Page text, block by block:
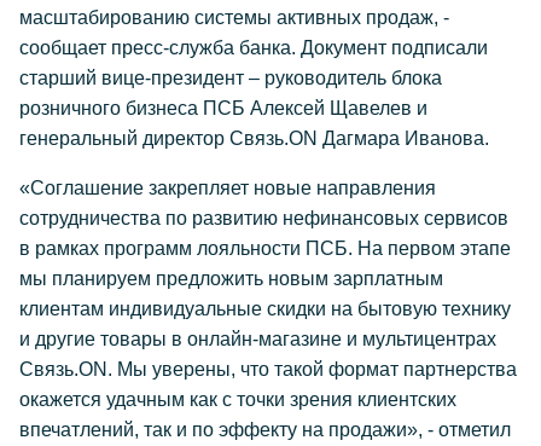
масштабированию системы активных продаж, -
сообщает пресс-служба банка. Документ подписали
старший вице-президент – руководитель блока
розничного бизнеса ПСБ Алексей Щавелев и
генеральный директор Связь.ON Дагмара Иванова.
«Соглашение закрепляет новые направления
сотрудничества по развитию нефинансовых сервисов
в рамках программ лояльности ПСБ. На первом этапе
мы планируем предложить новым зарплатным
клиентам индивидуальные скидки на бытовую технику
и другие товары в онлайн-магазине и мультицентрах
Связь.ON. Мы уверены, что такой формат партнерства
окажется удачным как с точки зрения клиентских
впечатлений, так и по эффекту на продажи», - отметил